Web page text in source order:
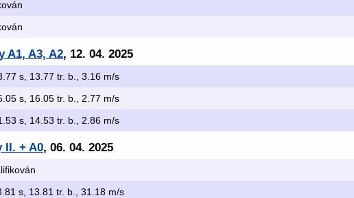
A1, A3, A2, 12. 04. 2025
s, 13.77 tr. b., 3.16 m/s
s, 16.05 tr. b., 2.77 m/s
s, 14.53 tr. b., 2.86 m/s
II. + A0, 06. 04. 2025
s, 13.81 tr. b., 31.18 m/s